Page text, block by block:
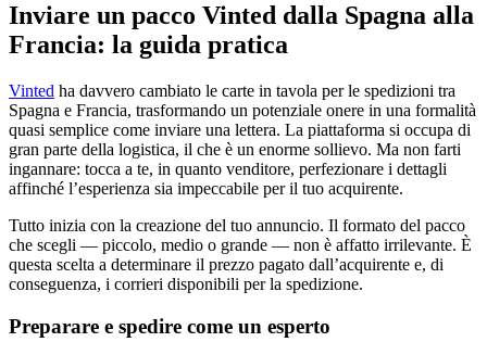
Inviare un pacco Vinted dalla Spagna alla
Francia: la guida pratica
Vinted ha davvero cambiato le carte in tavola per le spedizioni tra
Spagna e Francia, trasformando un potenziale onere in una formalità
quasi semplice come inviare una lettera. La piattaforma si occupa di
gran parte della logistica, il che è un enorme sollievo. Ma non farti
ingannare: tocca a te, in quanto venditore, perfezionare i dettagli
affinché l’esperienza sia impeccabile per il tuo acquirente.
Tutto inizia con la creazione del tuo annuncio. Il formato del pacco
che scegli — piccolo, medio o grande — non è affatto irrilevante. È
questa scelta a determinare il prezzo pagato dall’acquirente e, di
conseguenza, i corrieri disponibili per la spedizione.
Preparare e spedire come un esperto